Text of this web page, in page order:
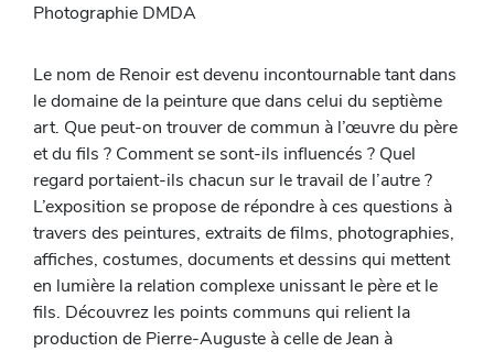
Photographie DMDA
Le nom de Renoir est devenu incontournable tant dans
le domaine de la peinture que dans celui du septième
art. Que peut-on trouver de commun à l’œuvre du père
et du fils ? Comment se sont-ils influencés ? Quel
regard portaient-ils chacun sur le travail de l’autre ?
L’exposition se propose de répondre à ces questions à
travers des peintures, extraits de films, photographies,
affiches, costumes, documents et dessins qui mettent
en lumière la relation complexe unissant le père et le
fils. Découvrez les points communs qui relient la
production de Pierre-Auguste à celle de Jean à